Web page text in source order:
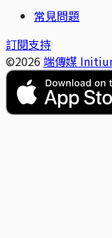
常見問題
訂閱支持
©2026 端傳媒